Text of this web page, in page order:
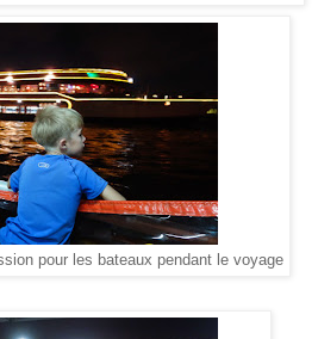
pour les bateaux pendant le voyage